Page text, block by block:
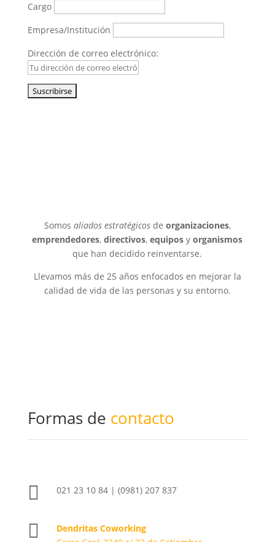
Cargo
Empresa/Institución
Dirección de correo electrónico:
Somos aliados estratégicosde organizaciones,
emprendedores,directivos,equipos yorganismos
que han decidido reinventarse.
Llevamos más de 25 años enfocados en mejorar la
calidad de vida de las personas y su entorno.
Formas de contacto
 021 23 10 84 | (0981) 207 837

Dendritas Coworking